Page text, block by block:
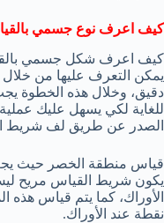
كيف اعرف نوع جسمي
كيف اعرف شكل جسمي
يمكن التعرف عليها من
دقيق، وخلال هذه الخطوة
للغاية لكي يسهل عليك
الصدر عن طريق لف شريط
قياس منطقة الخصر حيث
يكون شريط القياس مريح
الأوراك، كما يتم قياس
نقطة عند الأوراك.